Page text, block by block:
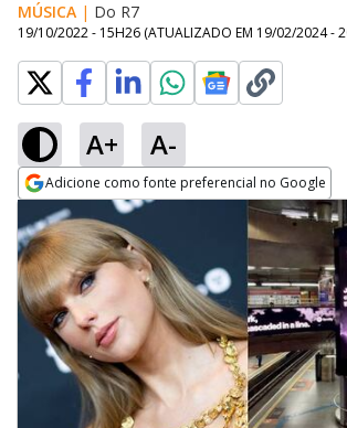
MÚSICA | Do R7
19/10/2022 - 15H26 (ATUALIZADO EM 19/02/2024 -
A+ A-
Adicione como fonte preferencial no Google
Opens in new window